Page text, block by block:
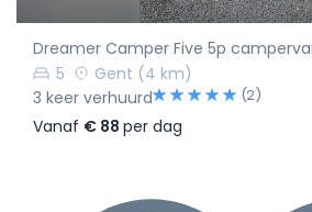
Dreamer Camper Five 5p
5
Gent (4 km)
3 keer verhuurd
(2)
Vanaf € 88 per dag